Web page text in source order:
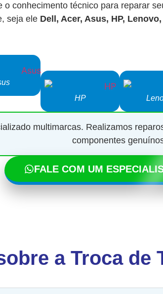
o conhecimento técnico para reparar
seja ele Dell, Acer, Asus, HP,
HP
multimarcas. Realizamos
componentes
FALE COM UM
a Troca de